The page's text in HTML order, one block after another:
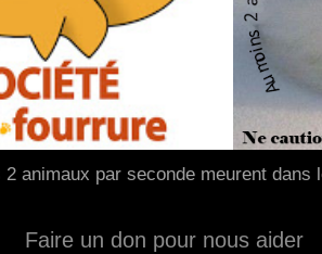
2 animaux par seconde meurent
Faire un don pour nous aider